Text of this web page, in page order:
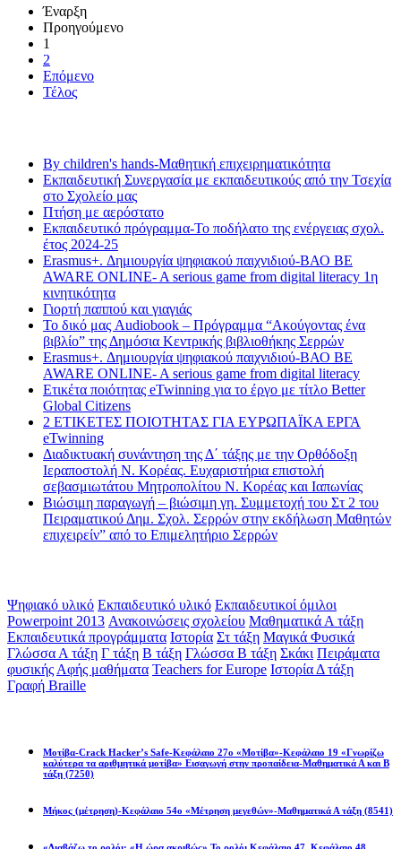
Έναρξη
Προηγούμενο
1
2
Επόμενο
Τέλος
By children's hands-Μαθητική επιχειρηματικότητα
Εκπαιδευτική Συνεργασία με εκπαιδευτικούς από την Τσεχία
στο Σχολείο μας
Πτήση με αερόστατο
Εκπαιδευτικό πρόγραμμα-Το ποδήλατο της ενέργειας σχολ.
έτος 2024-25
Erasmus+. Δημιουργία ψηφιακού παιχνιδιού-ΒΑΟ BE
AWARE ONLINE- A serious game from digital literacy 1η
κινητικότητα
Γιορτή παππού και γιαγιάς
Το δικό μας Audiobook – Πρόγραμμα “Ακούγοντας ένα
βιβλίο” της Δημόσια Κεντρικής βιβλιοθήκης Σερρών
Erasmus+. Δημιουργία ψηφιακού παιχνιδιού-ΒΑΟ BE
AWARE ONLINE- A serious game from digital literacy
Ετικέτα ποιότητας eTwinning για το έργο με τίτλο Better
Global Citizens
2 ΕΤΙΚΕΤΕΣ ΠΟΙΟΤΗΤΑΣ ΓΙΑ ΕΥΡΩΠΑΪΚΑ ΕΡΓΑ
eTwinning
Διαδικτυακή συνάντηση της Δ΄ τάξης με την Ορθόδοξη
Ιεραποστολή Ν. Κορέας. Ευχαριστήρια επιστολή
σεβασμιωτάτου Μητροπολίτου Ν. Κορέας και Ιαπωνίας
Βιώσιμη παραγωγή – βιώσιμη γη. Συμμετοχή του Στ 2 του
Πειραματικού Δημ. Σχολ. Σερρών στην εκδήλωση Μαθητών
επιχειρείν” από το Επιμελητήριο Σερρών
Ψηφιακό υλικό Εκπαιδευτικό υλικό Εκπαιδευτικοί όμιλοι
Powerpoint 2013 Ανακοινώσεις σχολείου Μαθηματικά Α τάξη
Εκπαιδευτικά προγράμματα Ιστορία Στ τάξη Μαγικά Φυσικά
Γλώσσα Α τάξη Γ τάξη Β τάξη Γλώσσα Β τάξη Σκάκι Πειράματα
φυσικής Αφής μαθήματα Teachers for Europe Ιστορία Δ τάξη
Γραφή Braille
Μοτίβα-Crack Hacker’s Safe-Κεφάλαιο 27ο «Μοτίβα»-Κεφάλαιο 19 «Γνωρίζω
καλύτερα τα αριθμητικά μοτίβα» Εισαγωγή στην προπαίδεια-Μαθηματικά Α και Β
τάξη (7250)
Μήκος (μέτρηση)-Κεφάλαιο 54ο «Μέτρηση μεγεθών»-Μαθηματικά Α τάξη (8541)